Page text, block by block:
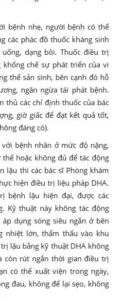
bệnh nhẹ, người bệnh có thể
các phác đồ thuốc kháng sinh
dạng bôi. Thuốc điều trị
khống chế sự phát triển của vi
thể sản sinh, bên cạnh đó hỗ
ngăn ngừa tái phát bệnh.
thủ các chỉ định thuốc của bác
giờ giấc để đạt kết quả tốt,
đáng có).
bệnh nhân ở mức độ nặng,
hoặc không đủ để tác động
lậu thì các bác sĩ Phòng khám
hiện điều trị liệu pháp DHA.
bệnh lậu hiện đại, được các
Kỹ thuật này không tác động
dụng sóng siêu ngắn ở bên
nhiệt lớn, thẩm thấu vào khu
lậu bằng kỹ thuật DHA không
còn rút ngắn thời gian điều trị
có thể xuất viện trong ngày,
đau, không để lại sẹo, không